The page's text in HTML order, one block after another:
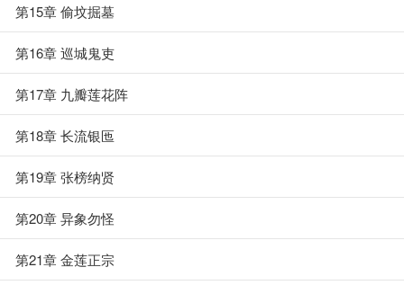
第15章 偷坟掘墓
第16章 巡城鬼吏
第17章 九瓣莲花阵
第18章 长流银匜
第19章 张榜纳贤
第20章 异象勿怪
第21章 金莲正宗